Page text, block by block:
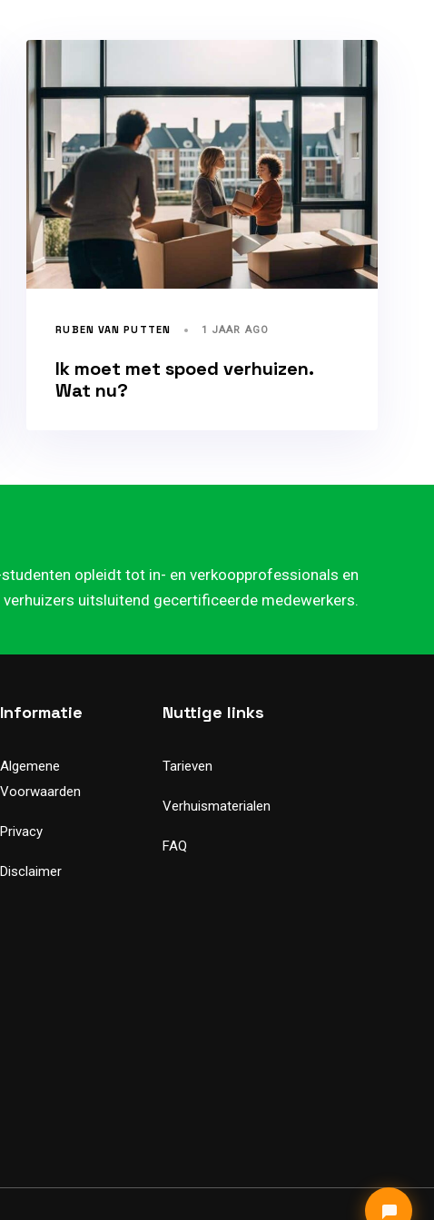
RUBEN VAN PUTTEN 1 JAAR AGO
Ik moet met spoed verhuizen.
Wat nu?
opleidt tot in- en verkoopprofessionals en
uitsluitend gecertificeerde medewerkers.
Informatie
Algemene
Voorwaarden
Privacy
Disclaimer
Nuttige links
Tarieven
Verhuismaterialen
FAQ